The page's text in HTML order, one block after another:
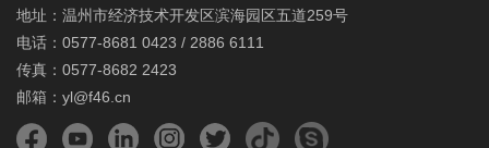
地址：温州市经济技术开发区滨海园区五道259号
电话：0577-8681 0423 / 2886 6111
传真：0577-8682 2423
邮箱：yl@f46.cn